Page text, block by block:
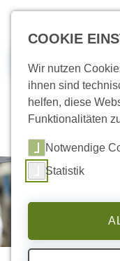
Jobs
COOKIE
Wir nutzen
ihnen sind
helfen, diese
Funktionalitäten
Notwendige
Statistik